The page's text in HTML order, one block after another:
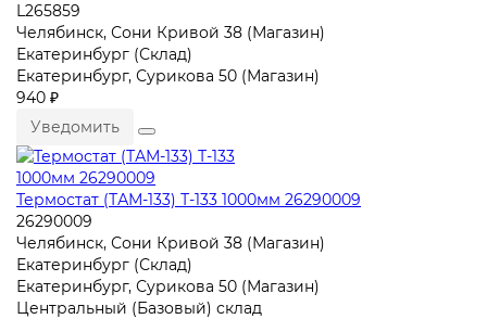
L265859
Челябинск, Сони Кривой 38 (Магазин)
Екатеринбург (Склад)
Екатеринбург, Сурикова 50 (Магазин)
940 ₽
Уведомить
Термостат (ТАМ-133) Т-133 1000мм 26290009
26290009
Челябинск, Сони Кривой 38 (Магазин)
Екатеринбург (Склад)
Екатеринбург, Сурикова 50 (Магазин)
Центральный (Базовый) склад